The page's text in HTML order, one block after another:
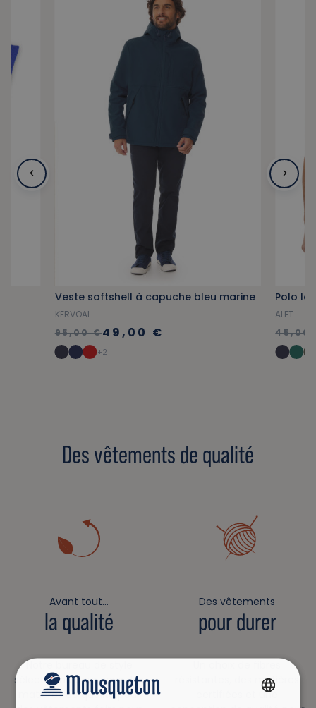
Veste softshell à capuche bleu marine
KERVOAL
95,00 €49,00 €
+2
Polo
ALET
45,00
Des vêtements de qualité
Avant tout…
la qualité
Notre bureau de style
sélectionne pour vous des
matières de qualité pour
Des vêtements
pour durer
résistantes, des matières
certifiées et une